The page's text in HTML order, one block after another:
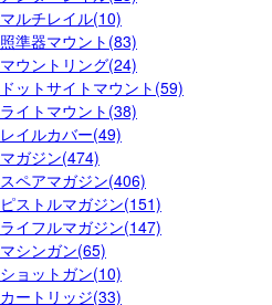
マルチレイル(10)
照準器マウント(83)
マウントリング(24)
ドットサイトマウント(59)
ライトマウント(38)
レイルカバー(49)
マガジン(474)
スペアマガジン(406)
ピストルマガジン(151)
ライフルマガジン(147)
マシンガン(65)
ショットガン(10)
カートリッジ(33)